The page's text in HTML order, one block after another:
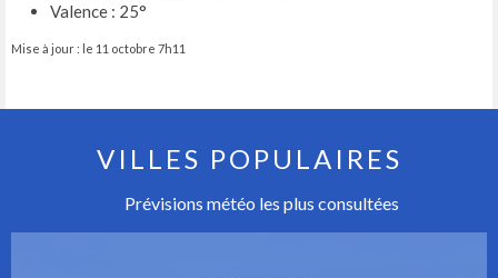
Valence : 25°
Mise à jour : le 11 octobre 7h11
VILLES POPULAIRES
Prévisions météo les plus consultées